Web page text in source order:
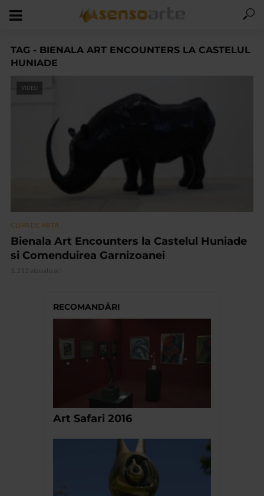
TAG - BIENALA ART ENCOUNTERS LA CASTELUL
HUNIADE
VIDEO
CLIPA DE ARTA
Bienala Art Encounters la Castelul Huniade
si Comenduirea Garnizoanei
1.212 vizualizari
RECOMANDĂRI
Art Safari 2016